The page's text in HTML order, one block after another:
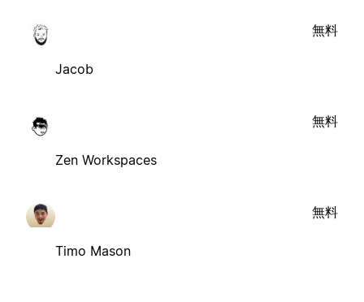
Jacob
無料
Zen Workspaces
無料
Timo Mason
無料